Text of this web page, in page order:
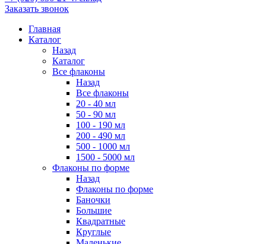
Заказать звонок
Главная
Каталог
Назад
Каталог
Все флаконы
Назад
Все флаконы
20 - 40 мл
50 - 90 мл
100 - 190 мл
200 - 490 мл
500 - 1000 мл
1500 - 5000 мл
Флаконы по форме
Назад
Флаконы по форме
Баночки
Большие
Квадратные
Круглые